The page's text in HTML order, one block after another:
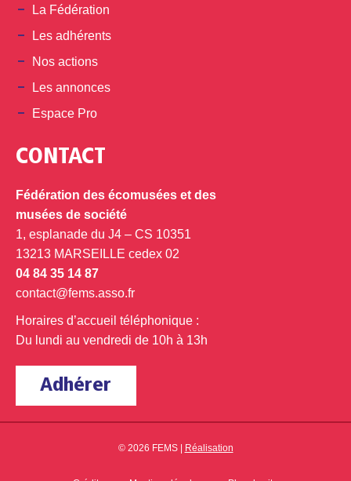
La Fédération
Les adhérents
Nos actions
Les annonces
Espace Pro
CONTACT
Fédération des écomusées et des
musées de société
1, esplanade du J4 – CS 10351
13213 MARSEILLE cedex 02
04 84 35 14 87
contact@fems.asso.fr
Horaires d’accueil téléphonique :
Du lundi au vendredi de 10h à 13h
Adhérer
© 2026 FEMS | Réalisation